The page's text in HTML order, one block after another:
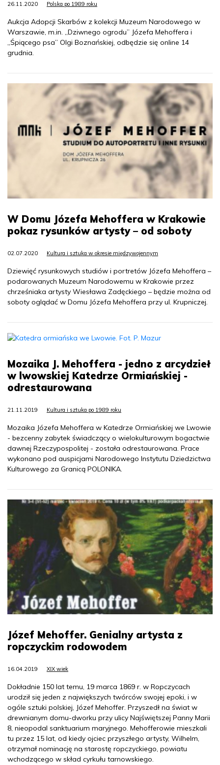
26.11.2020 Polska po 1989 roku
Aukcja Adopcji Skarbów z kolekcji Muzeum Narodowego w
Warszawie, m.in. „Dziwnego ogrodu” Józefa Mehoffera i
„Śpiącego psa” Olgi Boznańskiej, odbędzie się online 14
grudnia.
W Domu Józefa Mehoffera w Krakowie
pokaz rysunków artysty – od soboty
02.07.2020 Kultura i sztuka w okresie międzywojennym
Dziewięć rysunkowych studiów i portretów Józefa Mehoffera –
podarowanych Muzeum Narodowemu w Krakowie przez
chrześniaka artysty Wiesława Zadęckiego – będzie można od
soboty oglądać w Domu Józefa Mehoffera przy ul. Krupniczej.
Mozaika J. Mehoffera - jedno z arcydzieł
w lwowskiej Katedrze Ormiańskiej -
odrestaurowana
21.11.2019 Kultura i sztuka po 1989 roku
Mozaika Józefa Mehoffera w Katedrze Ormiańskiej we Lwowie
- bezcenny zabytek świadczący o wielokulturowym bogactwie
dawnej Rzeczypospolitej - została odrestaurowana. Prace
wykonano pod auspicjami Narodowego Instytutu Dziedzictwa
Kulturowego za Granicą POLONIKA.
Józef Mehoffer. Genialny artysta z
ropczyckim rodowodem
16.04.2019 XIX wiek
Dokładnie 150 lat temu, 19 marca 1869 r. w Ropczycach
urodził się jeden z największych twórców swojej epoki, i w
ogóle sztuki polskiej, Józef Mehoffer. Przyszedł na świat w
drewnianym domu-dworku przy ulicy Najświętszej Panny Marii
8, nieopodal sanktuarium maryjnego. Mehofferowie mieszkali
tu przez 15 lat, od kiedy ojciec przyszłego artysty, Wilhelm,
otrzymał nominację na starostę ropczyckiego, powiatu
wchodzącego w skład cyrkułu tarnowskiego.